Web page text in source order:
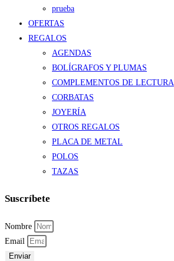
prueba
OFERTAS
REGALOS
AGENDAS
BOLÍGRAFOS Y PLUMAS
COMPLEMENTOS DE LECTURA
CORBATAS
JOYERÍA
OTROS REGALOS
PLACA DE METAL
POLOS
TAZAS
Suscríbete
Nombre
Email
Enviar